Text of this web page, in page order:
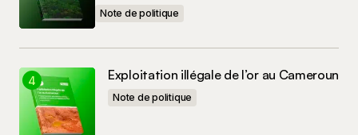
Note de politique
Exploitation illégale de l’or au Cameroun
Note de politique